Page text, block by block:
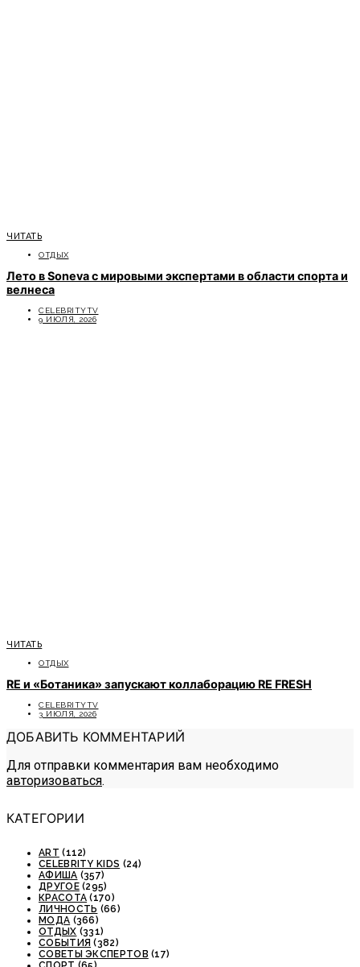
ЧИТАТЬ
ОТДЫХ
Лето в Soneva с мировыми экспертами в области спорта и
велнеса
CELEBRITYTV
9 ИЮЛЯ, 2026
ЧИТАТЬ
ОТДЫХ
RE и «Ботаника» запускают коллаборацию RE FRESH
CELEBRITYTV
3 ИЮЛЯ, 2026
ДОБАВИТЬ КОММЕНТАРИЙ
Для отправки комментария вам необходимо
авторизоваться.
КАТЕГОРИИ
ART (112)
CELEBRITY KIDS (24)
АФИША (357)
ДРУГОЕ(295)
КРАСОТА (170)
ЛИЧНОСТЬ (66)
МОДА (366)
ОТДЫХ (331)
СОБЫТИЯ (382)
СОВЕТЫ ЭКСПЕРТОВ (17)